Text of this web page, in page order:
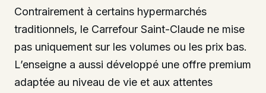
Contrairement à certains hypermarchés
traditionnels, le Carrefour Saint-Claude ne mise
pas uniquement sur les volumes ou les prix bas.
L’enseigne a aussi développé une offre premium
adaptée au niveau de vie et aux attentes